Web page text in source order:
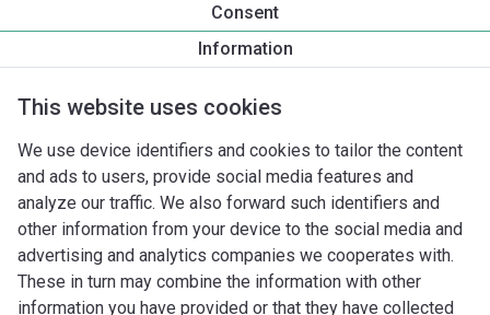
Consent
Information
This website uses cookies
We use device identifiers and cookies to tailor the content
and ads to users, provide social media features and
analyze our traffic. We also forward such identifiers and
other information from your device to the social media and
advertising and analytics companies we cooperates with.
These in turn may combine the information with other
information you have provided or that they have collected
Helix2.0-VE 410-1/16/E/S/3